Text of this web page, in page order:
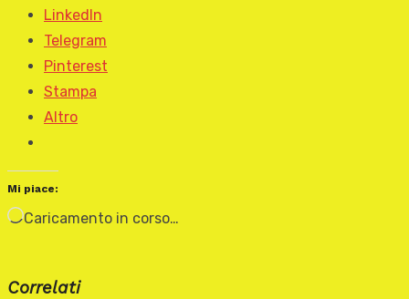
LinkedIn
Telegram
Pinterest
Stampa
Altro
Mi piace:
Caricamento in corso…
Correlati